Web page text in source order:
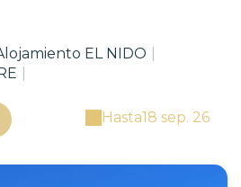
EL NIDO
Hasta18 sep. 26